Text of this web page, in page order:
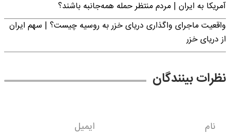
آمریکا به ایران | مردم منتظر حمله همه‌جانبه باشند؟
واقعیت ماجرای واگذاری دریای خزر به روسیه چیست؟ | سهم ایران
از دریای خزر
نظرات بینندگان
نام ایمیل